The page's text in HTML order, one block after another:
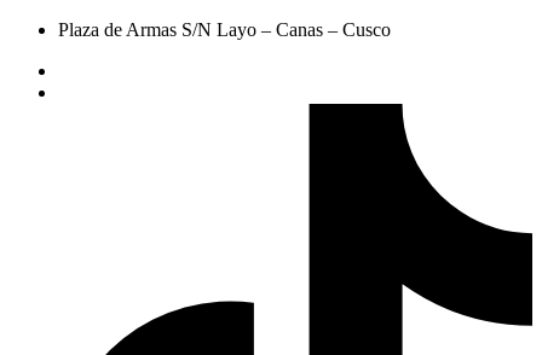
Plaza de Armas S/N Layo – Canas – Cusco